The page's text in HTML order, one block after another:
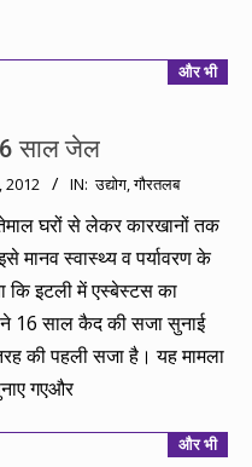
और भी
साल जेल
2012 IN: उद्योग,गौरतलब
घरों से लेकर कारखानों तक
मानव स्वास्थ्य व पर्यावरण के
कि इटली में एस्बेस्टस का
ने 16 साल कैद की सजा सुनाई
की पहली सजा है। यह मामला
गएऔर
और भी